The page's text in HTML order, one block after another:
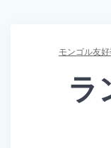
モンゴル友
ラ